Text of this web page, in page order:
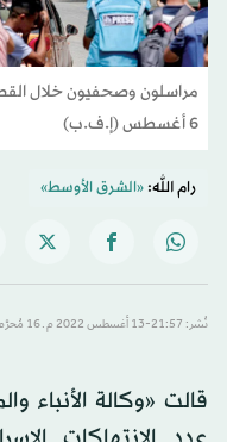
مراسلون وصحفيون خلال
6 أغسطس (إ.ف.ب)
رام الله:«الشرق الأوسط»
نُشر: 21:57-13 أغسطس 2022 م ـ 16 مُحرَّم 1444 هـ
قالت «وكالة الأنباء